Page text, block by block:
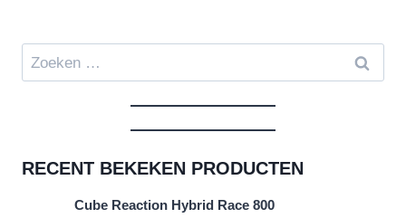
Zoeken
naar:
RECENT BEKEKEN PRODUCTEN
Cube Reaction Hybrid Race 800